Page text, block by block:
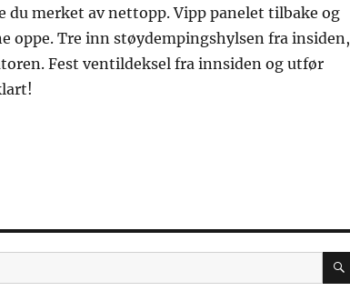
merket av nettopp. Vipp panelet tilbake og
oppe. Tre inn støydempingshylsen fra insiden,
Fest ventildeksel fra innsiden og utfør